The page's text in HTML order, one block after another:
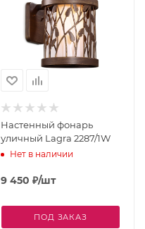
Настенный фонарь
уличный Lagra 2287/1W
Нет в наличии
9 450 ₽/шт
ПОД ЗАКАЗ